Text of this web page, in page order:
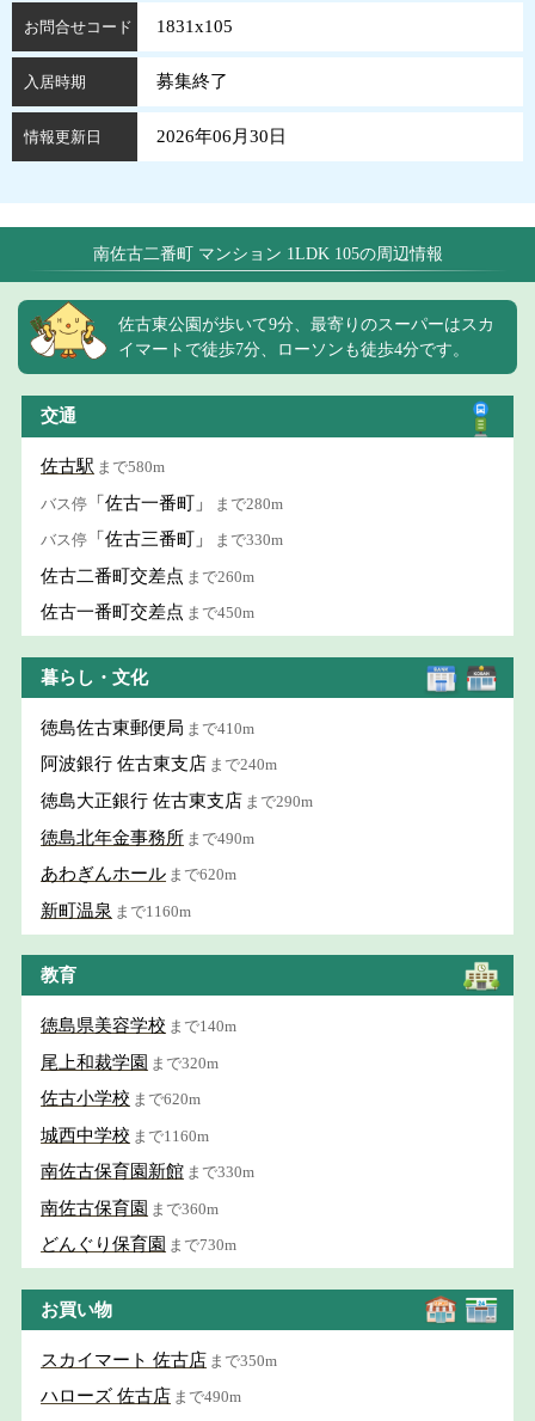
お問合せコード 1831x105
入居時期 募集終了
情報更新日 2026年06月30日
南佐古二番町 マンション 1LDK 105の周辺情報
佐古東公園が歩いて9分、最寄りのスーパーはスカ
イマートで徒歩7分、ローソンも徒歩4分です。
交通
佐古駅 まで580m
バス停 「佐古一番町」 まで280m
バス停 「佐古三番町」 まで330m
佐古二番町交差点 まで260m
佐古一番町交差点 まで450m
暮らし・文化
徳島佐古東郵便局 まで410m
阿波銀行 佐古東支店 まで240m
徳島大正銀行 佐古東支店 まで290m
徳島北年金事務所 まで490m
あわぎんホール まで620m
新町温泉 まで1160m
教育
徳島県美容学校 まで140m
尾上和裁学園 まで320m
佐古小学校 まで620m
城西中学校 まで1160m
南佐古保育園新館 まで330m
南佐古保育園 まで360m
どんぐり保育園 まで730m
お買い物
スカイマート 佐古店 まで350m
ハローズ 佐古店 まで490m